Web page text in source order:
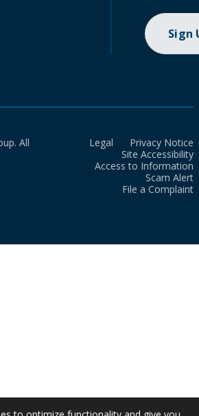
Sign
All
Legal
Privacy Notice
Site Accessibility
Access to Information
Scam Alert
File a Complaint